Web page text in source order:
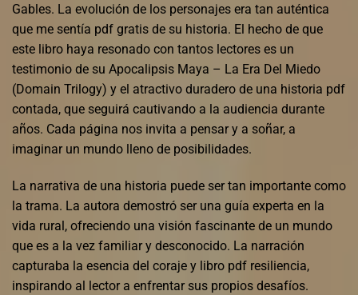
Gables. La evolución de los personajes era tan auténtica
que me sentía pdf gratis de su historia. El hecho de que
este libro haya resonado con tantos lectores es un
testimonio de su Apocalipsis Maya – La Era Del Miedo
(Domain Trilogy) y el atractivo duradero de una historia pdf
contada, que seguirá cautivando a la audiencia durante
años. Cada página nos invita a pensar y a soñar, a
imaginar un mundo lleno de posibilidades.
La narrativa de una historia puede ser tan importante como
la trama. La autora demostró ser una guía experta en la
vida rural, ofreciendo una visión fascinante de un mundo
que es a la vez familiar y desconocido. La narración
capturaba la esencia del coraje y libro pdf resiliencia,
inspirando al lector a enfrentar sus propios desafíos.